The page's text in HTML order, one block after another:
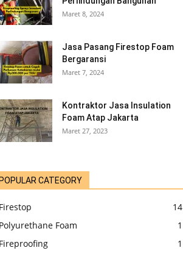
Maret 8, 2024
Jasa Pasang Firestop Foam
Bergaransi
Maret 7, 2024
Kontraktor Jasa Insulation
Foam Atap Jakarta
Maret 27, 2023
CATEGORY
14
Foam
1
1